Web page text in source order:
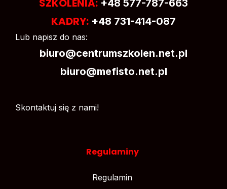
SZKOLENIA: +48 577-787-663
KADRY: +48 731-414-087
Lub napisz do nas:
biuro@centrumszkolen.net.pl
biuro@mefisto.net.pl
Skontaktuj się z nami!
Regulaminy
Regulamin